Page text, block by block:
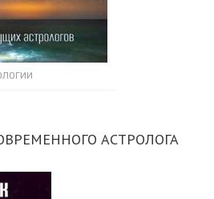
АСТРОЛОГА